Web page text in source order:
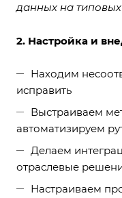
данных на
2. Настройка и
Находим
исправить
Выстраиваем
автоматизируем
Делаем
отраслевые
Настраиваем